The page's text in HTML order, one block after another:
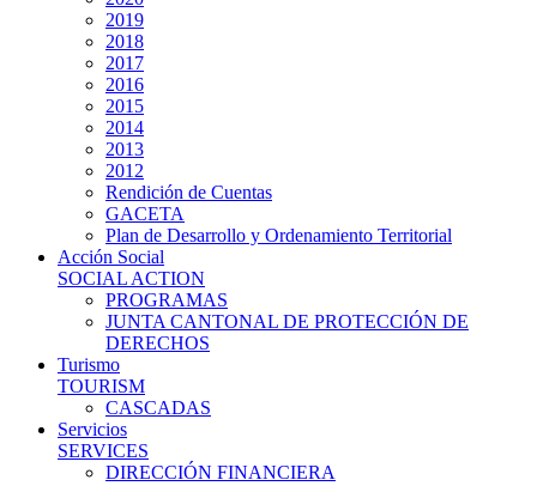
2019
2018
2017
2016
2015
2014
2013
2012
Rendición de Cuentas
GACETA
Plan de Desarrollo y Ordenamiento Territorial
Acción Social
SOCIAL ACTION
PROGRAMAS
JUNTA CANTONAL DE PROTECCIÓN DE
DERECHOS
Turismo
TOURISM
CASCADAS
Servicios
SERVICES
DIRECCIÓN FINANCIERA